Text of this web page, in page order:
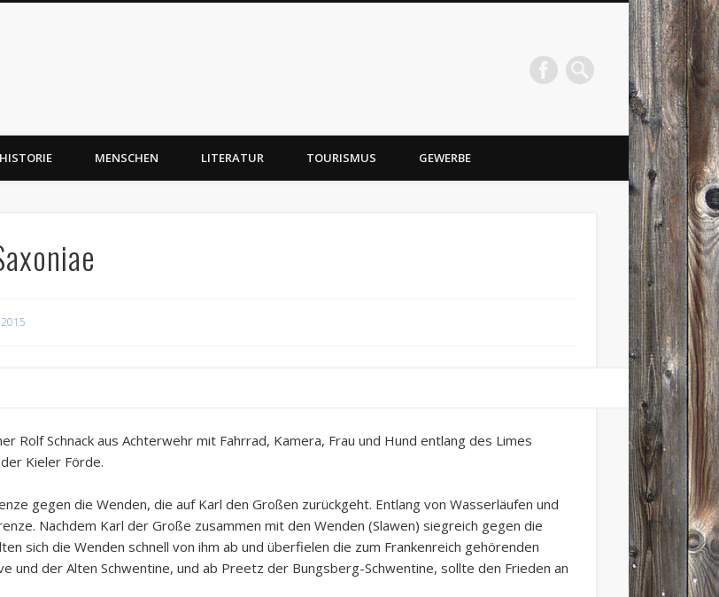
HISTORIE MENSCHEN LITERATUR TOURISMUS GEWERBE
Rolf Schnack aus Achterwehr mit Fahrrad, Kamera, Frau und Hund entlang des Limes
Kieler Förde.
gegen die Wenden, die auf Karl den Großen zurückgeht. Entlang von Wasserläufen und
Nachdem Karl der Große zusammen mit den Wenden (Slawen) siegreich gegen die
sich die Wenden schnell von ihm ab und überfielen die zum Frankenreich gehörenden
und der Alten Schwentine, und ab Preetz der Bungsberg-Schwentine, sollte den Frieden an